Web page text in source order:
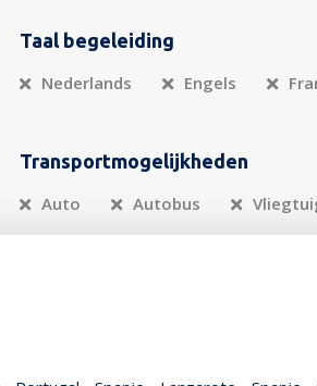
Taal begeleiding
Nederlands
Engels
Transportmogelijkheden
Auto
Autobus